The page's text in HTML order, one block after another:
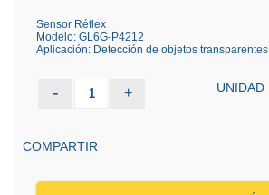
Sensor Réflex
Modelo: GL6G-P4212
Aplicación: Detección de objetos transparentes
- 1 + UNIDAD
COMPARTIR